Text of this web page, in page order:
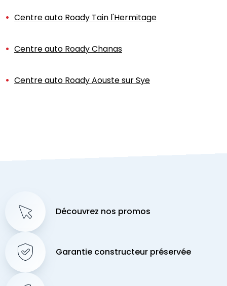
Centre auto Roady Tain l'Hermitage
Centre auto Roady Chanas
Centre auto Roady Aouste sur Sye
Découvrez nos promos
Garantie constructeur préservée